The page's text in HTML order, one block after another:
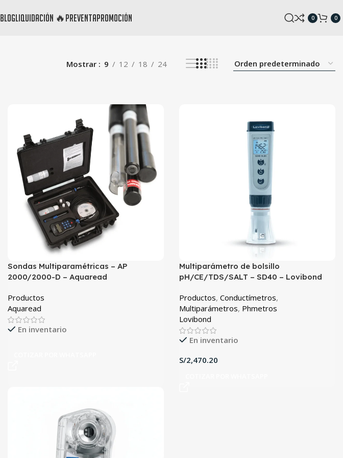
blogliquidación 🔥preventapromoción 0 0
Mostrar 9 12 18 24
Sondas Multiparamétricas – AP
2000/2000-D – Aquaread
Productos
Aquaread
En inventario
Multiparámetro de bolsillo
pH/CE/TDS/SALT – SD40 – Lovibond
Productos, Conductímetros,
Multiparámetros, Phmetros
Lovibond
En inventario
S/